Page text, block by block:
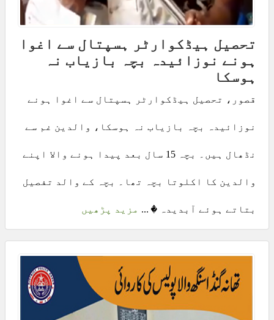
تحصیل ہیڈکوارٹر ہسپتال سے اغوا
ہونے نوزائیدہ بچہ بازیاب نہ
ہوسکا
قصور، تحصیل ہیڈکوارٹر ہسپتال سے اغوا ہونے
نوزائیدہ بچہ بازیاب نہ ہوسکا، والدین غم سے
نڈھال ہیں۔ بچہ 15 سال بعد پیدا ہونے والا اپنے
والدین کا اکلوتا بچہ تھا۔ بچہ کے والد تفصیل
بتاتے ہوئے آبدیدہ � ... مزید پڑھیں